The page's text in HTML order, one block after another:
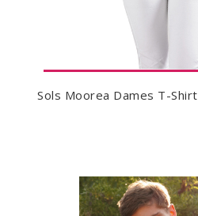
Sols Moorea Dames T-Shirt